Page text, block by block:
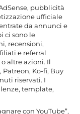
pubblicità
ufficiale
da annunci e
ci sono le
recensioni,
e referral
altre azioni. Il
Ko-fi, Buy
riservati. I
template,
con YouTube”,